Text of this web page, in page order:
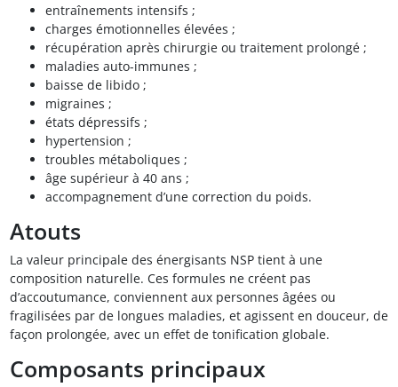
entraînements intensifs ;
charges émotionnelles élevées ;
récupération après chirurgie ou traitement prolongé ;
maladies auto-immunes ;
baisse de libido ;
migraines ;
états dépressifs ;
hypertension ;
troubles métaboliques ;
âge supérieur à 40 ans ;
accompagnement d’une correction du poids.
Atouts
La valeur principale des énergisants NSP tient à une
composition naturelle. Ces formules ne créent pas
d’accoutumance, conviennent aux personnes âgées ou
fragilisées par de longues maladies, et agissent en douceur, de
façon prolongée, avec un effet de tonification globale.
Composants principaux